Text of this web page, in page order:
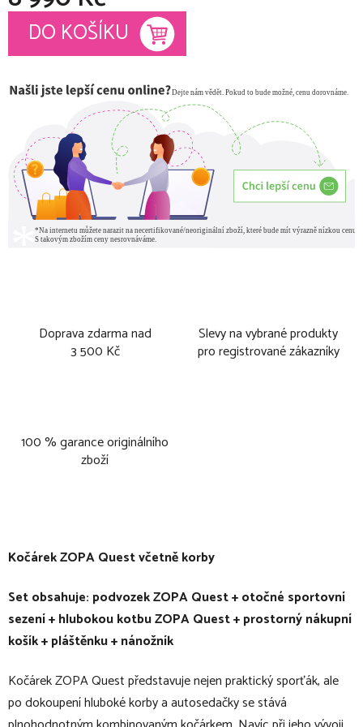
Měrná cena:
DO KOŠÍKU
Doprava zdarma nad
3 500 Kč
Slevy na vybrané produkty
pro registrované zákazníky
100 % garance originálního
zboží
Kočárek ZOPA Quest včetně korby
Set obsahuje: podvozek ZOPA Quest + otočné sportovní
sezení + hlubokou kotbu ZOPA Quest + prostorný nákupní
košík + pláštěnku + nánožník
Kočárek ZOPA Quest představuje nejen praktický sporťák, ale
po dokoupení hluboké korby a autosedačky se stává